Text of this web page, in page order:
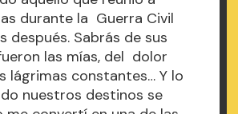
durante la Guerra Civil
después. Sabrás de sus
las mías, del dolor
lágrimas constantes… Y lo
nuestros destinos se